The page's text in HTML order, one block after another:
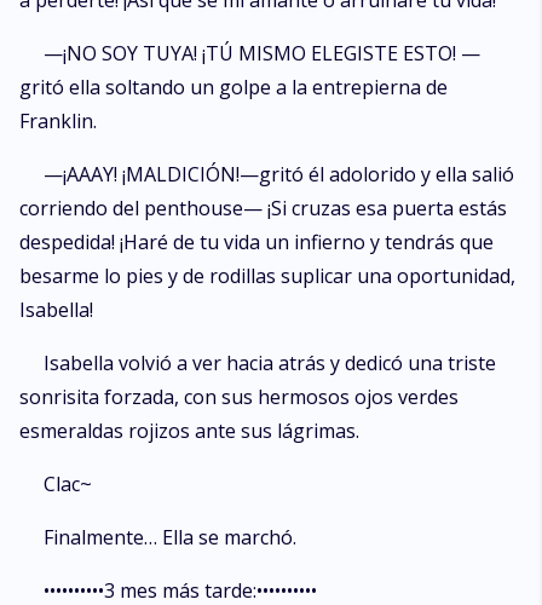
—¡NO SOY TUYA! ¡TÚ MISMO ELEGISTE ESTO! —
gritó ella soltando un golpe a la entrepierna de
Franklin.
—¡AAAY! ¡MALDICIÓN!—gritó él adolorido y ella salió
corriendo del penthouse— ¡Si cruzas esa puerta estás
despedida! ¡Haré de tu vida un infierno y tendrás que
besarme lo pies y de rodillas suplicar una oportunidad,
Isabella!
Isabella volvió a ver hacia atrás y dedicó una triste
sonrisita forzada, con sus hermosos ojos verdes
esmeraldas rojizos ante sus lágrimas.
Clac~
Finalmente… Ella se marchó.
••••••••••3 mes más tarde:••••••••••